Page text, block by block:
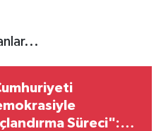
Süreci":